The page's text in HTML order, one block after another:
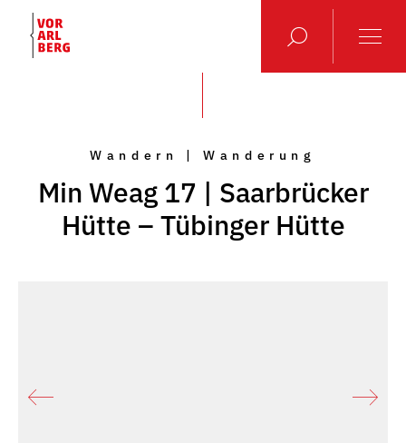
Wandern | Wanderung
Min Weag 17 | Saarbrücker
Hütte – Tübinger Hütte